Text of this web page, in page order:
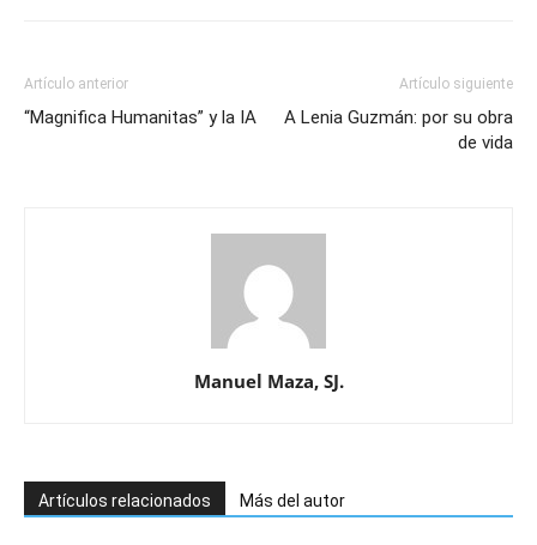
Artículo anterior
“Magnifica Humanitas” y la IA
Artículo siguiente
A Lenia Guzmán: por su obra
de vida
Manuel Maza, SJ.
Artículos relacionados Más del autor